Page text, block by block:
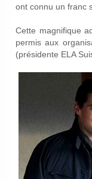
ont connu un franc
Cette magnifique
permis aux
(présidente ELA